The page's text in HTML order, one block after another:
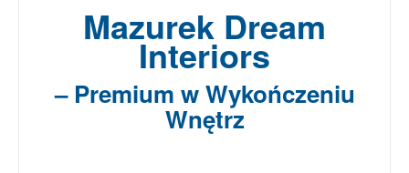
Mazurek Dream
Interiors
– Premium w Wykończeniu
Wnętrz